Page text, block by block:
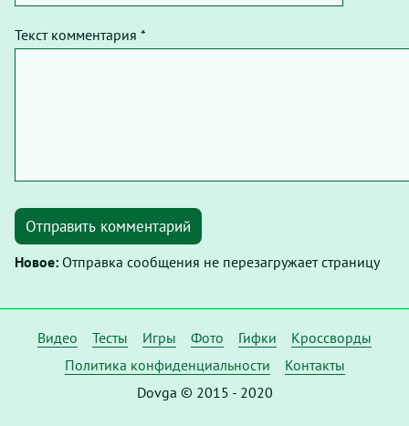
Текст комментария *
Отправить комментарий
Новое: Отправка сообщения не перезагружает страницу
Видео Тесты Игры Фото Гифки
Кроссворды
Политика конфиденциальности
Контакты
Dovga © 2015 - 2020